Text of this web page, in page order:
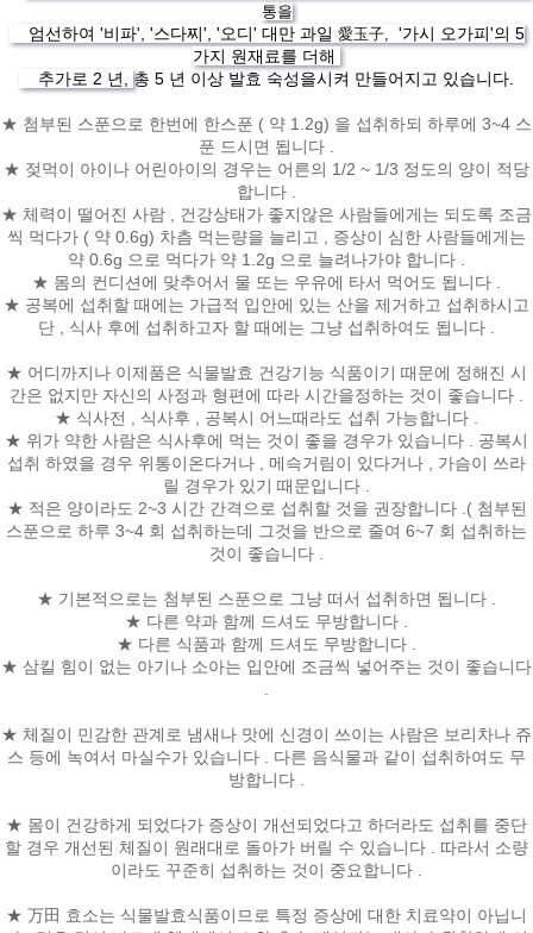
통을
엄선하여 '비파', '스다찌', '오디' 대만 과일 愛玉子, '가시 오가피'의 ​​5
가지 원재료를 더해
추가로 2 년, 총 5 년 이상 발효 숙성을시켜 만들어지고 있습니다.
★ 첨부된 스푼으로 한번에 한스푼 ( 약 1.2g) 을 섭취하되 하루에 3~4 스
푼 드시면 됩니다 .
★ 젖먹이 아이나 어린아이의 경우는 어른의 1/2 ~ 1/3 정도의 양이 적당
합니다 .
★ 체력이 떨어진 사람 , 건강상태가 좋지않은 사람들에게는 되도록 조금
씩 먹다가 ( 약 0.6g) 차츰 먹는량을 늘리고 , 증상이 심한 사람들에게는
약 0.6g 으로 먹다가 약 1.2g 으로 늘려나가야 합니다 .
★ 몸의 컨디션에 맞추어서 물 또는 우유에 타서 먹어도 됩니다 .
★ 공복에 섭취할 때에는 가급적 입안에 있는 산을 제거하고 섭취하시고
단 , 식사 후에 섭취하고자 할 때에는 그냥 섭취하여도 됩니다 .
★ 어디까지나 이제품은 식물발효 건강기능 식품이기 때문에 정해진 시
간은 없지만 자신의 사정과 형편에 따라 시간을정하는 것이 좋습니다 .
★ 식사전 , 식사후 , 공복시 어느때라도 섭취 가능합니다 .
★ 위가 약한 사람은 식사후에 먹는 것이 좋을 경우가 있습니다 . 공복시
섭취 하였을 경우 위통이온다거나 , 메슥거림이 있다거나 , 가슴이 쓰라
릴 경우가 있기 때문입니다 .
★ 적은 양이라도 2~3 시간 간격으로 섭취할 것을 권장합니다 .( 첨부된
스푼으로 하루 3~4 회 섭취하는데 그것을 반으로 줄여 6~7 회 섭취하는
것이 좋습니다 .
★ 기본적으로는 첨부된 스푼으로 그냥 떠서 섭취하면 됩니다 .
★ 다른 약과 함께 드셔도 무방합니다 .
★ 다른 식품과 함께 드셔도 무방합니다 .
★ 삼킬 힘이 없는 아기나 소아는 입안에 조금씩 넣어주는 것이 좋습니다
★ 체질이 민감한 관계로 냄새나 맛에 신경이 쓰이는 사람은 보리차나 쥬
스 등에 녹여서 마실수가 있습니다 . 다른 음식물과 같이 섭취하여도 무
방합니다 .
★ 몸이 건강하게 되었다가 증상이 개선되었다고 하더라도 섭취를 중단
할 경우 개선된 체질이 원래대로 돌아가 버릴 수 있습니다 . 따라서 소량
이라도 꾸준히 섭취하는 것이 중요합니다 .
★ 万田 효소는 식물발효식품이므로 특정 증상에 대한 치료약이 아닙니